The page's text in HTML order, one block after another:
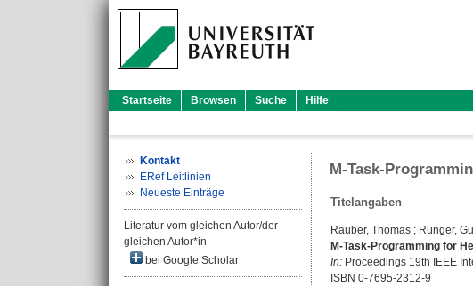
Startseite Browsen Suche Hilfe
Kontakt
ERef Leitlinien
Neueste Einträge
Literatur vom gleichen Autor/der
gleichen Autor*in
bei Google Scholar
M-Task-
Titelangaben
Rauber, Thomas ; Rünger,
M-Task-Programming for
In: Proceedings 19th IEEE
ISBN 0-7695-2312-9